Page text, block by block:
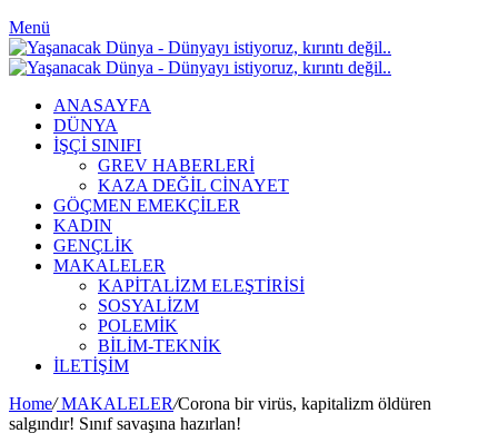
Menü
ANASAYFA
DÜNYA
İŞÇİ SINIFI
GREV HABERLERİ
KAZA DEĞİL CİNAYET
GÖÇMEN EMEKÇİLER
KADIN
GENÇLİK
MAKALELER
KAPİTALİZM ELEŞTİRİSİ
SOSYALİZM
POLEMİK
BİLİM-TEKNİK
ILETIŞIM
Home/MAKALELER/Corona bir virüs, kapitalizm öldüren
salgındır! Sınıf savaşına hazırlan!